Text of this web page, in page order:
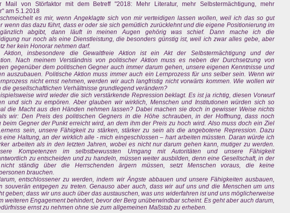
Mail von Störfaktor mit dem Betreff "2018: Mehr Literatur, mehr Selbstermächtigung, mehr
am 5.1.2018
es mir, wenn Angeklagte sich von mir verteidigen lassen wollen, weil ich das so gut
wenn das dazu führt, dass er oder sie sich gemütlich zurücklehnt und die eigene Positionierung im
abgibt, dann läuft in meinen Augen gehörig was schief. Dann mache ich die
nur noch als eine Dienstleistung, die besonders günstig ist, weil ich zwar alles gebe, aber
her kein Honorar nehmen darf.
Aktion, insbesondere die Gewaltfreie Aktion ist ein Akt der Selbstermächtigung und der
Nach meinem Verständnis von politischer Aktion muss es neben der Durchsetzung von
gegenüber dem politischen Gegner auch immer darum gehen, unsere eigenen Kenntnisse und
auszubauen. Politische Aktion muss immer auch ein Lernprozess für uns selber sein. Wenn wir
nicht ernst nehmen, werden wir auch langfristig nicht vorwärts kommen. Wie wollen wir
die gesellschaftlichen Verhältnisse grundlegend verändern?
wird wieder die sich verstärkende Repression beklagt. Es ist ja richtig, diesen Vorwurf
und sich zu empören. Aber glauben wir wirklich, Menschen und Institutionen würden sich so
die Macht aus den Händen nehmen lassen? Dabei machen sie doch in gewisser Weise nichts
wir: Den Preis des politischen Gegners in die Höhe schrauben, in der Hoffnung, dass noch
beim Gegner der Punkt erreicht wird, an dem ihm der Preis zu hoch wird. Also muss doch ein Ziel
sein, unsere Fähigkeit zu stärken, stärker zu sein als die angebotene Repression. Dazu
eine Haltung, an der wirklich alle - mich eingeschlossen – hart arbeiten müssten. Daran würde ich
arbeiten als in den letzten Jahren, wobei es nicht nur darum gehen kann, mutiger zu werden.
Kompetenzen im selbstbewussten Umgang mit Autoritäten und unsere Fähigkeit
zu entscheiden und zu handeln, müssen weiter ausbilden, denn eine Gesellschaft, in der
ständig über die Herrschenden ärgern müssen, setzt Menschen voraus, die keine
brauchen.
entschlossener zu werden, indem wir Ängste abbauen und unsere Fähigkeiten ausbauen,
souverän entgegen zu treten. Genauso aber auch, dass wir auf uns und die Menschen um uns
geben; dass wir uns auch über das austauschen, was uns widerfahren ist und uns möglicherweise
weiteren Engagement behindert, bevor der Berg unüberwindbar scheint. Es geht aber auch darum,
ernst zu nehmen ohne sie zum allgemeinen Maßstab zu erheben.